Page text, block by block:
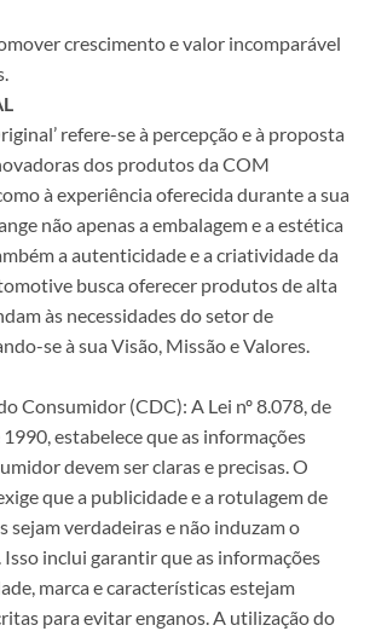
crescimento e valor incomparável
refere-se à percepção e à proposta
dos produtos da COM
à experiência oferecida durante a sua
não apenas a embalagem e a estética
a autenticidade e a criatividade da
busca oferecer produtos de alta
às necessidades do setor de
se à sua Visão, Missão e Valores.
Consumidor (CDC): A Lei nº 8.078, de
estabelece que as informações
devem ser claras e precisas. O
que a publicidade e a rotulagem de
sejam verdadeiras e não induzam o
inclui garantir que as informações
marca e características estejam
para evitar enganos. A utilização do